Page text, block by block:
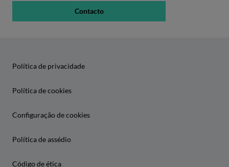
Contacto
Política de privacidade
Política de cookies
Configuração de cookies
Política de assédio
Código de ética